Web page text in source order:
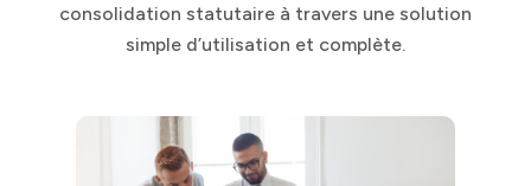
consolidation statutaire à travers une solution
simple d’utilisation et complète.